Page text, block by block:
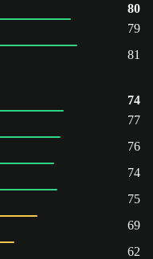
80
79
81
74
77
76
74
75
69
62